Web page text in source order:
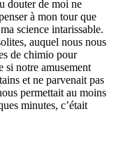
douter de moi ne
à mon tour que
science intarissable.
auquel nous nous
de chimio pour
si notre amusement
et ne parvenait pas
permettait au moins
minutes, c’était